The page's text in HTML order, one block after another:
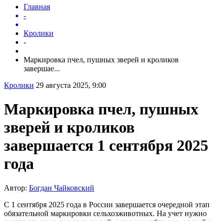
Главная
-
Кролики
-
Маркировка пчел, пушных зверей и кроликов
завершае...
Кролики 29 августа 2025, 9:00
Маркировка пчел, пушных
зверей и кроликов
завершается 1 сентября 2025
года
Автор: Богдан Чайковский
С 1 сентября 2025 года в России завершается очередной этап
обязательной маркировки сельхозживотных. На учет нужно